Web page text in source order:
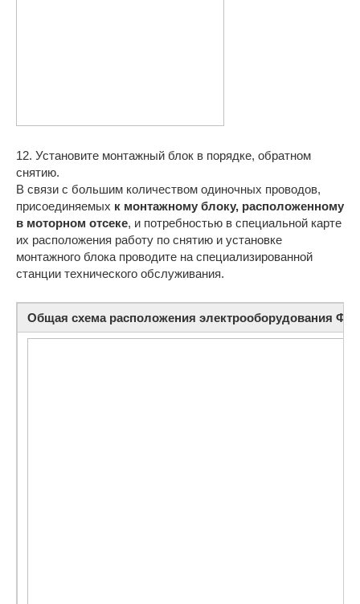
12. Установите монтажный блок в порядке, обратном
снятию.
В связи с большим количеством одиночных проводов,
присоединяемых к монтажному блоку, расположенному
в моторном отсеке, и потребностью в специальной карте
их расположения работу по снятию и установке
монтажного блока проводите на специализированной
станции технического обслуживания.
Общая схема расположения электрооборудования